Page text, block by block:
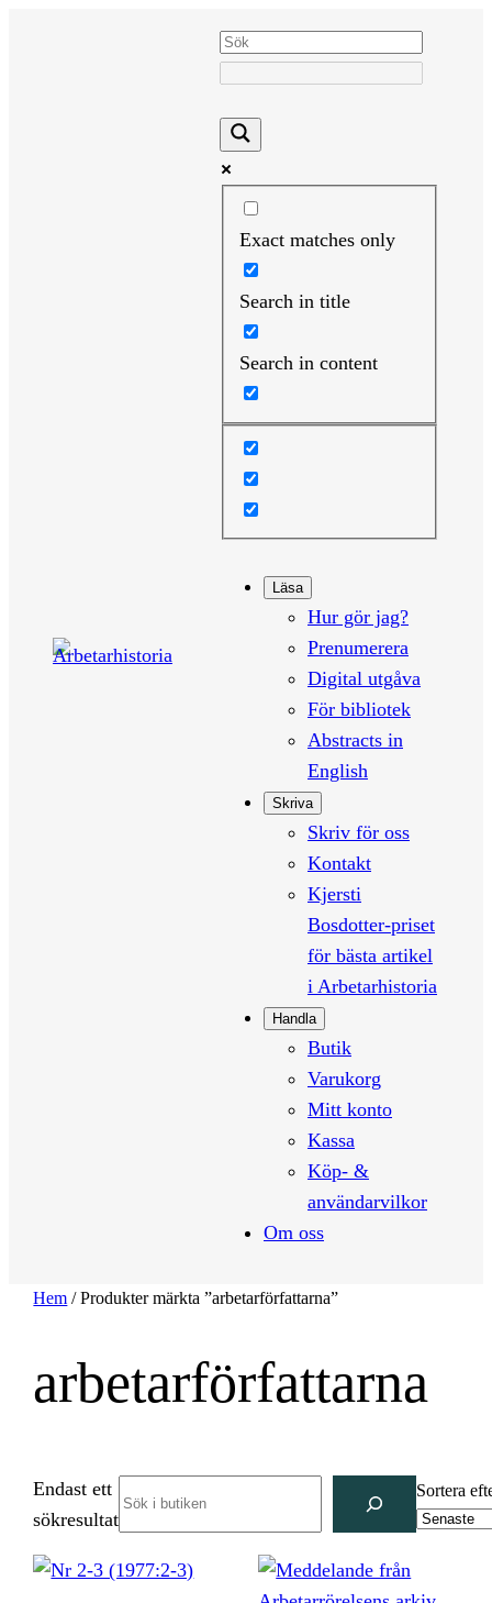
Exact matches only
Search in title
Search in content
Läsa
Hur gör jag?
Prenumerera
Digital utgåva
För bibliotek
Abstracts in
English
Skriva
Skriv för oss
Kontakt
Kjersti
Bosdotter-priset
för bästa artikel
i Arbetarhistoria
Handla
Butik
Varukorg
Mitt konto
Kassa
Köp- &
användarvilkor
Om oss
Hem / Produkter märkta ”arbetarförfattarna”
arbetarförfattarna
Endast ett
sökresultat
Sortera